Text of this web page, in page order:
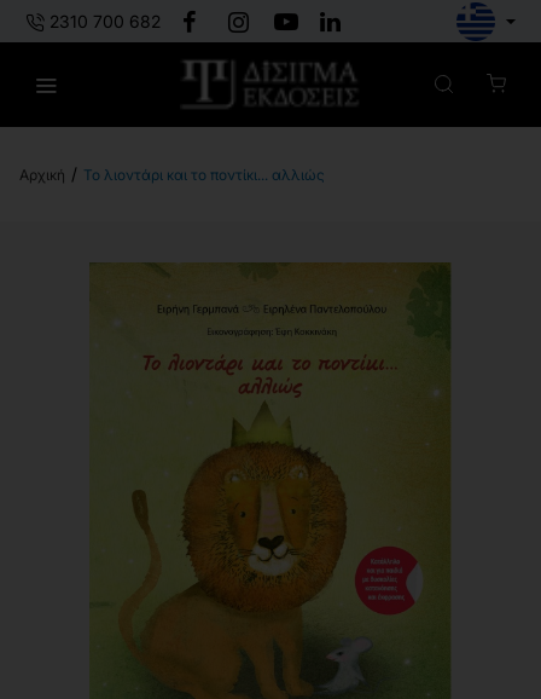
2310 700 682
Το λιοντάρι και το ποντίκι... αλλιώς